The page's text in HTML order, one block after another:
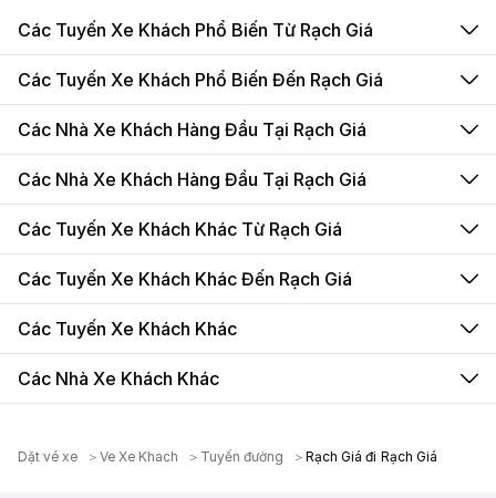
Các Tuyến Xe Khách Phổ Biến Từ Rạch Giá
Các Tuyến Xe Khách Phổ Biến Đến Rạch Giá
Các Nhà Xe Khách Hàng Đầu Tại Rạch Giá
Các Nhà Xe Khách Hàng Đầu Tại Rạch Giá
Các Tuyến Xe Khách Khác Từ Rạch Giá
Các Tuyến Xe Khách Khác Đến Rạch Giá
Các Tuyến Xe Khách Khác
Các Nhà Xe Khách Khác
Dặt vé xe Ve Xe Khach Tuyến đường Rạch Giá đi Rạch Giá